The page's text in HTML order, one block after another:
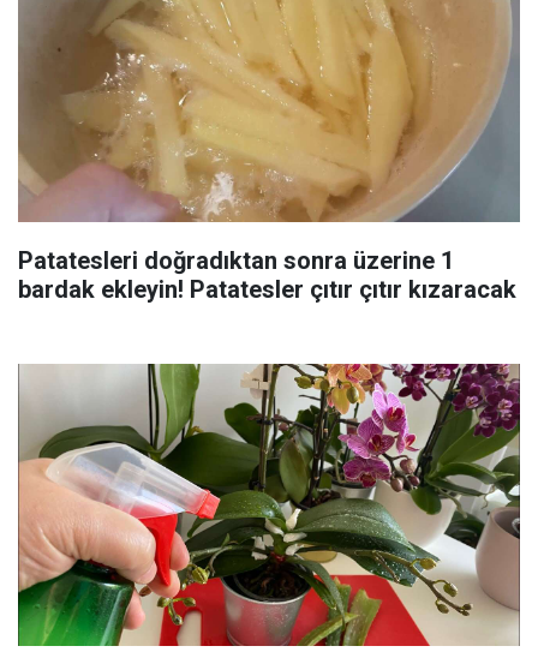
Patatesleri doğradıktan sonra üzerine 1
bardak ekleyin! Patatesler çıtır çıtır kızaracak